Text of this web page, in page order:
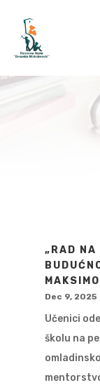
„RAD
Dec 9, 2025
Učenici
školu na